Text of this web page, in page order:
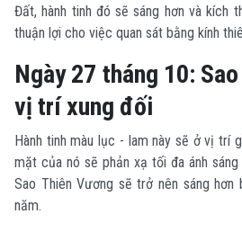
Đất, hành tinh đó sẽ sáng hơn và kích
thuận lợi cho việc quan sát bằng kính
Ngày 27 tháng 10:
vị trí xung đối
Hành tinh màu lục - lam này sẽ ở vị trí
mặt của nó sẽ phản xạ tối đa ánh
Sao Thiên Vương sẽ trở nên sáng
năm.